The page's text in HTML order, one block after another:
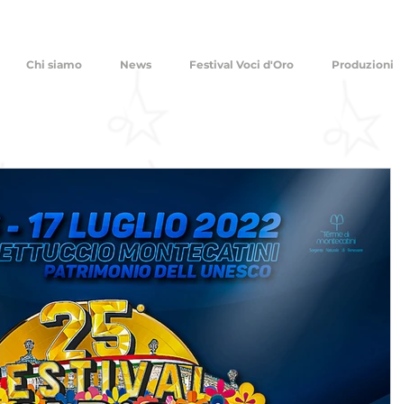
Chi siamo News Festival Voci d'Oro Produzioni